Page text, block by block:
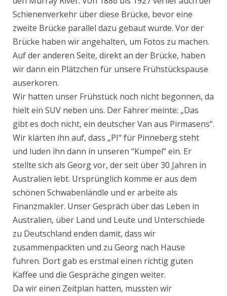
Schienenverkehr über diese Brücke, bevor eine
zweite Brücke parallel dazu gebaut wurde. Vor der
Brücke haben wir angehalten, um Fotos zu machen.
Auf der anderen Seite, direkt an der Brücke, haben
wir dann ein Plätzchen für unsere Frühstückspause
auserkoren.
Wir hatten unser Frühstück noch nicht begonnen, da
hielt ein SUV neben uns. Der Fahrer meinte: „Das
gibt es doch nicht, ein deutscher Van aus Pirmasens“.
Wir klärten ihn auf, dass „PI“ für Pinneberg steht
und luden ihn dann in unseren “Kumpel” ein. Er
stellte sich als Georg vor, der seit über 30 Jahren in
Australien lebt. Ursprünglich komme er aus dem
schönen Schwabenländle und er arbeite als
Finanzmakler. Unser Gespräch über das Leben in
Australien, über Land und Leute und Unterschiede
zu Deutschland enden damit, dass wir
zusammenpackten und zu Georg nach Hause
fuhren. Dort gab es erstmal einen richtig guten
Kaffee und die Gespräche gingen weiter.
Da wir einen Zeitplan hatten, mussten wir